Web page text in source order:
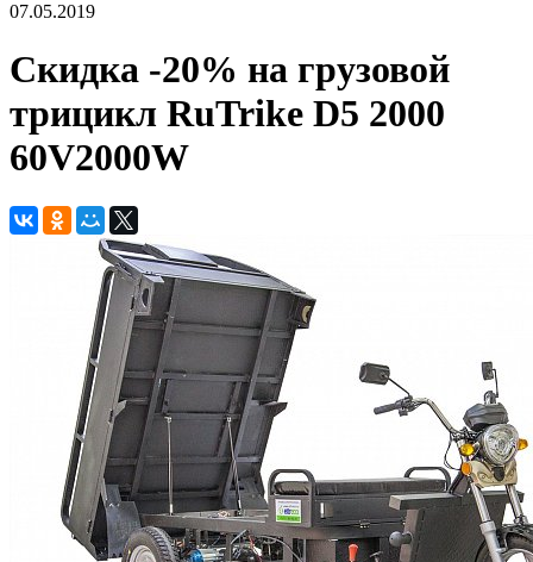
07.05.2019
Скидка -20% на грузовой
трицикл RuTrike D5 2000
60V2000W